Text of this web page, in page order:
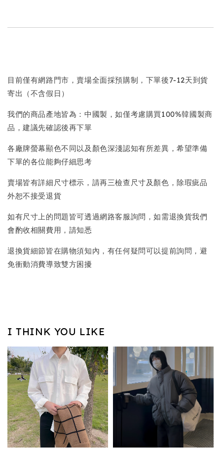
目前僅有網路門市，賣場全面採預購制，下單後7-12天到貨
寄出（不含假日）
我們的商品產地皆為：中國製，如僅考慮購買100%韓國製商
品，建議先確認後再下單
各廠牌螢幕顯色不同以及顏色深淺認知有所差異，希望準備
下單的各位能夠仔細思考
賣場皆有詳細尺寸標示，請再三檢查尺寸及顏色，除瑕疵品
外恕不接受退貨
如有尺寸上的問題皆可透過網路客服詢問，如需退換貨我們
會酌收相關費用，請知悉
退換貨細節皆在購物須知內，有任何疑問可以提前詢問，避
免衝動消費導致雙方困擾
I THINK YOU LIKE